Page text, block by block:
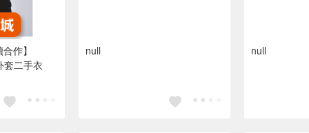
作】
套二手衣
null null